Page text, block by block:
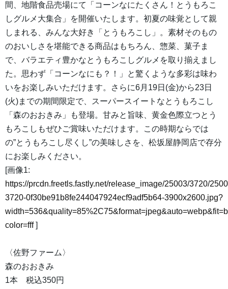
間、地階食品売場にて「コーンなにたくさん！とうもろこ
しグルメ大集合」を開催いたします。初夏の味覚として親
しまれる、みんな大好き「とうもろこし」。素材そのもの
のおいしさを堪能できる商品はもちろん、惣菜、菓子ま
で、バラエティ豊かなとうもろこしグルメを取り揃えまし
た。思わず「コーンなにも？！」と驚くような多彩は味わ
いをお楽しみいただけます。さらに6月19日(金)から23日
(火)までの期間限定で、スーパースイートなとうもろこし
「森のおおきみ」も登場。甘みと旨味、黄金色際立つとう
もろこしもぜひご賞味いただけます。この時期ならでは
の”とうもろこし尽くし”の美味しさを、松坂屋静岡店で存分
にお楽しみください。
[画像1:
https://prcdn.freetls.fastly.net/release_image/25003/3720/
3720-0f30be91b8fe244047924ecf9adf5b64-3900x2600.jpg?
color=fff]
〈佐野ファーム〉
森のおおきみ
1本 税込350円